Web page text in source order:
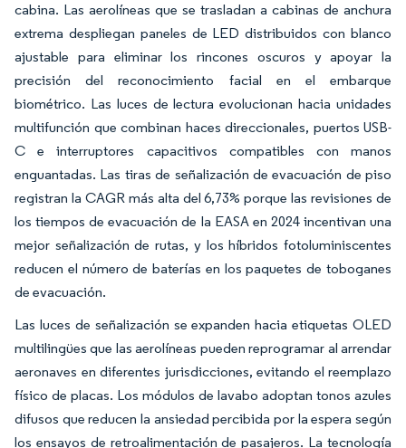
cabina. Las aerolíneas que se trasladan a cabinas de anchura
extrema despliegan paneles de LED distribuidos con blanco
ajustable para eliminar los rincones oscuros y apoyar la
precisión del reconocimiento facial en el embarque
biométrico. Las luces de lectura evolucionan hacia unidades
multifunción que combinan haces direccionales, puertos USB-
C e interruptores capacitivos compatibles con manos
enguantadas. Las tiras de señalización de evacuación de piso
registran la CAGR más alta del 6,73% porque las revisiones de
los tiempos de evacuación de la EASA en 2024 incentivan una
mejor señalización de rutas, y los híbridos fotoluminiscentes
reducen el número de baterías en los paquetes de toboganes
de evacuación.
Las luces de señalización se expanden hacia etiquetas OLED
multilingües que las aerolíneas pueden reprogramar al arrendar
aeronaves en diferentes jurisdicciones, evitando el reemplazo
físico de placas. Los módulos de lavabo adoptan tonos azules
difusos que reducen la ansiedad percibida por la espera según
los ensayos de retroalimentación de pasajeros. La tecnología